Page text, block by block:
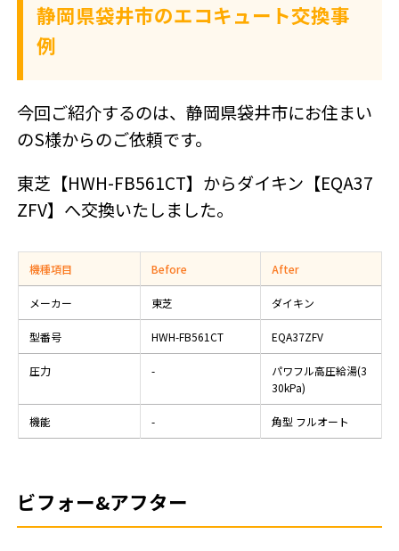
静岡県袋井市のエコキュート交換事
例
今回ご紹介するのは、静岡県袋井市にお住まい
のS様からのご依頼です。
東芝【HWH-FB561CT】からダイキン【EQA37
ZFV】へ交換いたしました。
機種項目 Before After
メーカー 東芝 ダイキン
型番号 HWH-FB561CT EQA37ZFV
圧力 -
パワフル高圧給湯(3
30kPa)
機能 - 角型 フルオート
ビフォー&アフター